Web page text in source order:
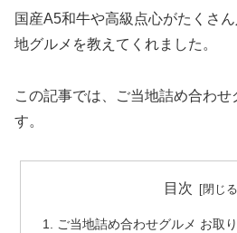
国産A5和牛や高級点心がたくさ
地グルメを教えてくれました。
この記事では、ご当地詰め合わせ
す。
目次
ご当地詰め合わせグルメ お取